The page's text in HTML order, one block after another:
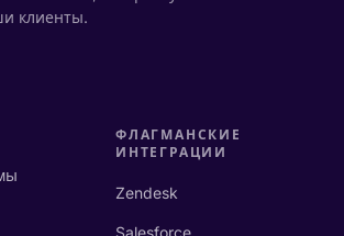
клиенты.
ФЛАГМАНСКИЕ
ИНТЕГРАЦИИ
Zendesk
Salesforce